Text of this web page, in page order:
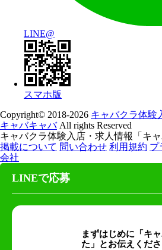
LINE@
スマホ版
Copyright© 2018-2026 キャバクラ体験
キャバキャバAll rights Reserved
キャバクラ体験入店・求人情報「キャ
掲載について 問い合わせ 利用規約 プ
会社
LINEで応募
まずはじめに「キ
た」とお伝えくだ